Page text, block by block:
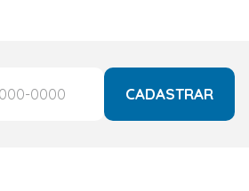
CADASTRAR